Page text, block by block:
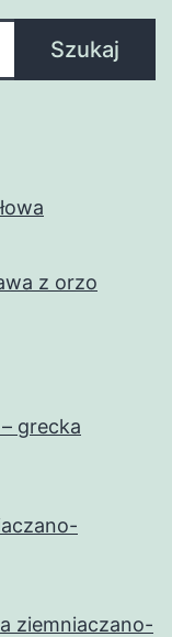
Szukaj
z orzo
grecka
ziemniaczano-